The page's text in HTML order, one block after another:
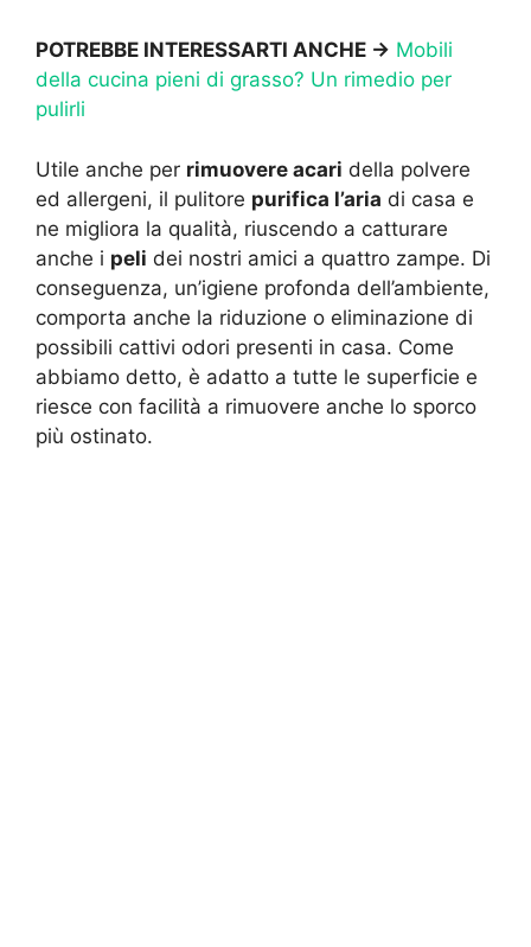
POTREBBE INTERESSARTI ANCHE -> Mobili
della cucina pieni di grasso? Un rimedio per
pulirli
Utile anche per rimuovere acari della polvere
ed allergeni, il pulitore purifica l’aria di casa e
ne migliora la qualità, riuscendo a catturare
anche i peli dei nostri amici a quattro zampe. Di
conseguenza, un’igiene profonda dell’ambiente,
comporta anche la riduzione o eliminazione di
possibili cattivi odori presenti in casa. Come
abbiamo detto, è adatto a tutte le superficie e
riesce con facilità a rimuovere anche lo sporco
più ostinato.